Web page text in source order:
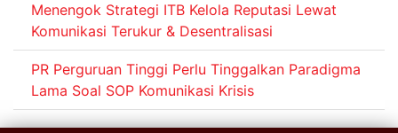
Menengok Strategi ITB Kelola Reputasi Lewat
Komunikasi Terukur & Desentralisasi
PR Perguruan Tinggi Perlu Tinggalkan Paradigma
Lama Soal SOP Komunikasi Krisis